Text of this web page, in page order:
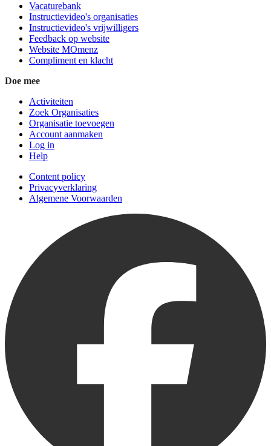
Vacaturebank
Instructievideo's organisaties
Instructievideo's vrijwilligers
Feedback op website
Website MOmenz
Compliment en klacht
Doe mee
Activiteiten
Zoek Organisaties
Organisatie toevoegen
Account aanmaken
Log in
Help
Content policy
Privacyverklaring
Algemene Voorwaarden